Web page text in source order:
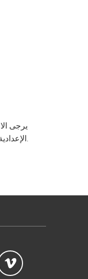
يرجى
الإعدادية للاطلاع على القائمة الحالية لأنشطة الإثراء.